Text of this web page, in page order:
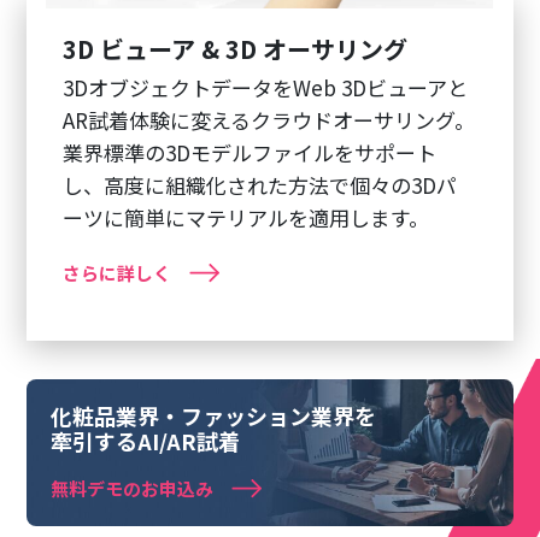
3D ビューア & 3D オーサリング
3DオブジェクトデータをWeb 3Dビューアと
AR試着体験に変えるクラウドオーサリング。
業界標準の3Dモデルファイルをサポート
し、高度に組織化された方法で個々の3Dパ
ーツに簡単にマテリアルを適用します。
さらに詳しく
化粧品業界・ファッション業界を
牽引するAI/AR試着
無料デモのお申込み